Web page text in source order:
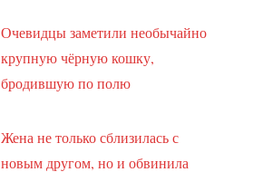
Очевидцы заметили необычайно
крупную чёрную кошку,
бродившую по полю
Жена не только сблизилась с
новым другом, но и обвинила